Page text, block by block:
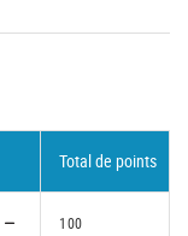
Total de points
100